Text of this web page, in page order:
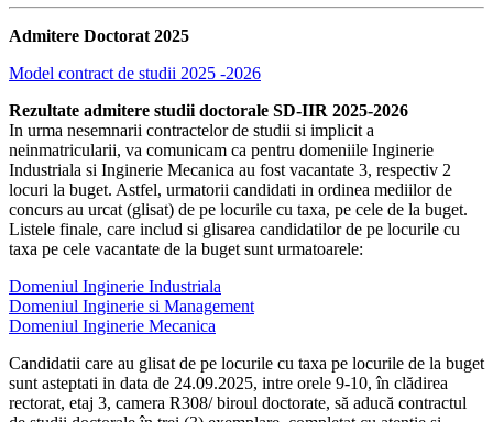
Admitere Doctorat 2025
Model contract de studii 2025 -2026
Rezultate admitere studii doctorale SD-IIR 2025-2026
In urma nesemnarii contractelor de studii si implicit a
neinmatricularii, va comunicam ca pentru domeniile Inginerie
Industriala si Inginerie Mecanica au fost vacantate 3, respectiv 2
locuri la buget. Astfel, urmatorii candidati in ordinea mediilor de
concurs au urcat (glisat) de pe locurile cu taxa, pe cele de la buget.
Listele finale, care includ si glisarea candidatilor de pe locurile cu
taxa pe cele vacantate de la buget sunt urmatoarele:
Domeniul Inginerie Industriala
Domeniul Inginerie si Management
Domeniul Inginerie Mecanica
Candidatii care au glisat de pe locurile cu taxa pe locurile de la buget
sunt asteptati in data de 24.09.2025, intre orele 9-10, în clădirea
rectorat, etaj 3, camera R308/ biroul doctorate, să aducă contractul